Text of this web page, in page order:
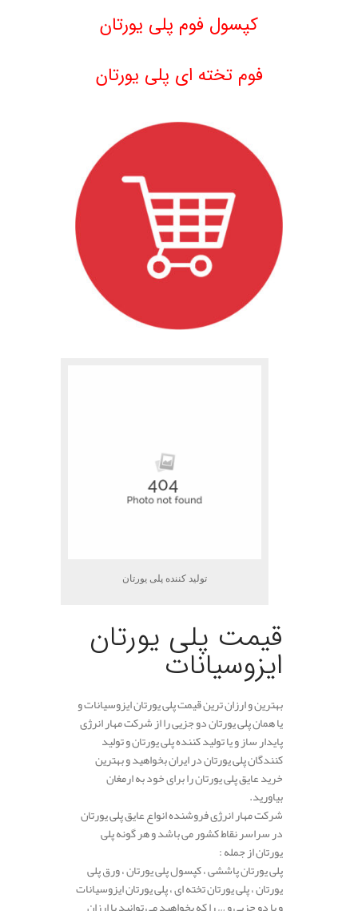
کپسول فوم پلی یورتان
فوم تخته ای پلی یورتان
تولید کننده پلی یورتان
قیمت پلی یورتان
ایزوسیانات
بهترین و ارزان ترین قیمت پلی یورتان ایزوسیانات و
یا همان پلی یورتان دو جزیی را از شرکت مهار انرژی
پایدار ساز و یا تولید کننده پلی یورتان و تولید
کنندگان پلی یورتان در ایران بخواهید و بهترین
خرید عایق پلی یورتان را برای خود به ارمغان
بیاورید.
شرکت مهار انرژی فروشنده انواع عایق پلی یورتان
در سراسر نقاط کشور می باشد و هر گونه پلی
یورتان از جمله :
پلی یورتان پاششی ، کپسول پلی یورتان ، ورق پلی
یورتان ، پلی یورتان تخته ای ، پلی یورتان ایزوسیانات